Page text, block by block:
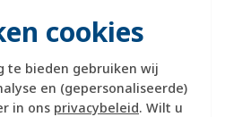
cookies
te bieden gebruiken wij
en (gepersonaliseerde)
in ons privacybeleid. Wilt u